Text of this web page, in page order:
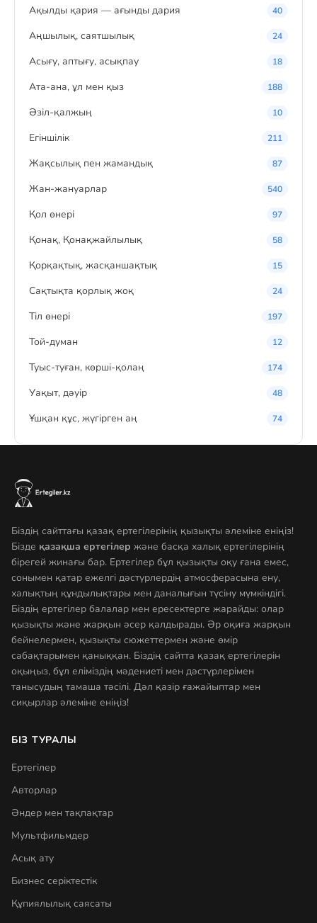
Ақылды қария — ағынды дария 40
Аңшылық, саятшылық 24
Асығу, аптығу, асықпау 18
Ата-ана, ұл мен қыз 188
Әзіл-қалжың 10
Егіншілік 211
Жақсылық пен жамандық 87
Жан-жануарлар 540
Қол өнері 97
Қонақ, Қонақжайлылық 58
Қорқақтық, жасқаншақтық 15
Сақтықта қорлық жоқ 24
Тіл өнері 197
Той-думан 12
Туыс-туған, көрші-қолаң 174
Уақыт, дәуір 48
Ұшқан құс, жүгірген аң 74
Біздің сайттағы қазақ ертегілерінің қызықты әлеміне еніңіз!
Бізде қазақша ертегілер және басқа халық ертегілерінің
бірегей жинағы бар. Ертегілер бұл қызықты оқу ғана емес,
сонымен қатар ежелгі дәстүрлердің атмосферасына ену,
халықтың құндылықтары мен даналығын түсіну мүмкіндігі.
Біздің ертегілер балалар мен ересектерге жарайды: олар
қызықты және жарқын әсер қалдырады. Әр оқиға жарқын
бейнелермен, қызықты сюжеттермен және өмір
сабақтарымен қаныққан. Біздің сайтта қазақ ертегілерін
оқыңыз, бұл еліміздің мәдениеті мен дәстүрлерімен
танысудың тамаша тәсілі. Дәл қазір ғажайыптар мен
сиқырлар әлеміне еніңіз!
БІЗ ТУРАЛЫ
Ертегілер
Авторлар
Әндер мен тақпақтар
Мультфильмдер
Асық ату
Бизнес серіктестік
Құпиялылық саясаты